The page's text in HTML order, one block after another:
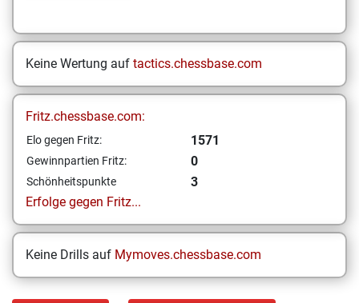
Keine Wertung auf tactics.chessbase.com
Fritz.chessbase.com:
Elo gegen Fritz: 1571
Gewinnpartien Fritz: 0
Schönheitspunkte
3
Erfolge gegen Fritz...
Keine Drills auf Mymoves.chessbase.com